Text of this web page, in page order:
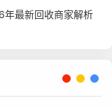
年最新回收商家解析